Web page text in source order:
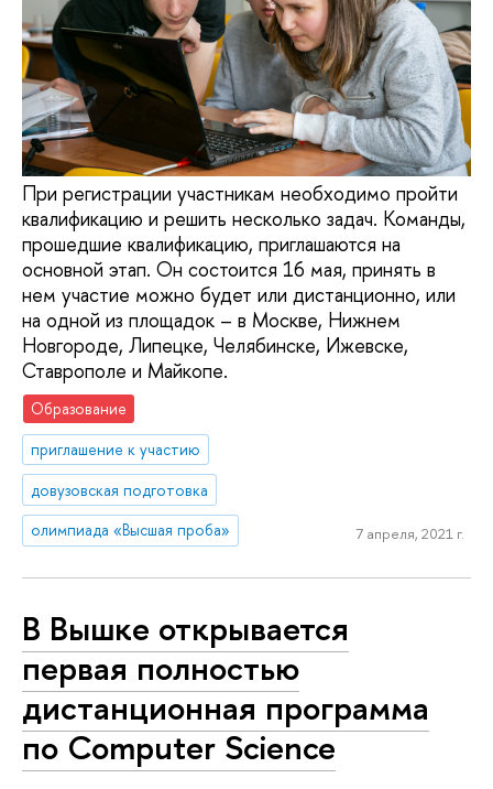
При регистрации участникам необходимо пройти
квалификацию и решить несколько задач. Команды,
прошедшие квалификацию, приглашаются на
основной этап. Он состоится 16 мая, принять в
нем участие можно будет или дистанционно, или
на одной из площадок – в Москве, Нижнем
Новгороде, Липецке, Челябинске, Ижевске,
Ставрополе и Майкопе.
Образование
приглашение к участию
довузовская подготовка
олимпиада «Высшая проба»
7 апреля, 2021 г.
В Вышке открывается
первая полностью
дистанционная программа
по Computer Science